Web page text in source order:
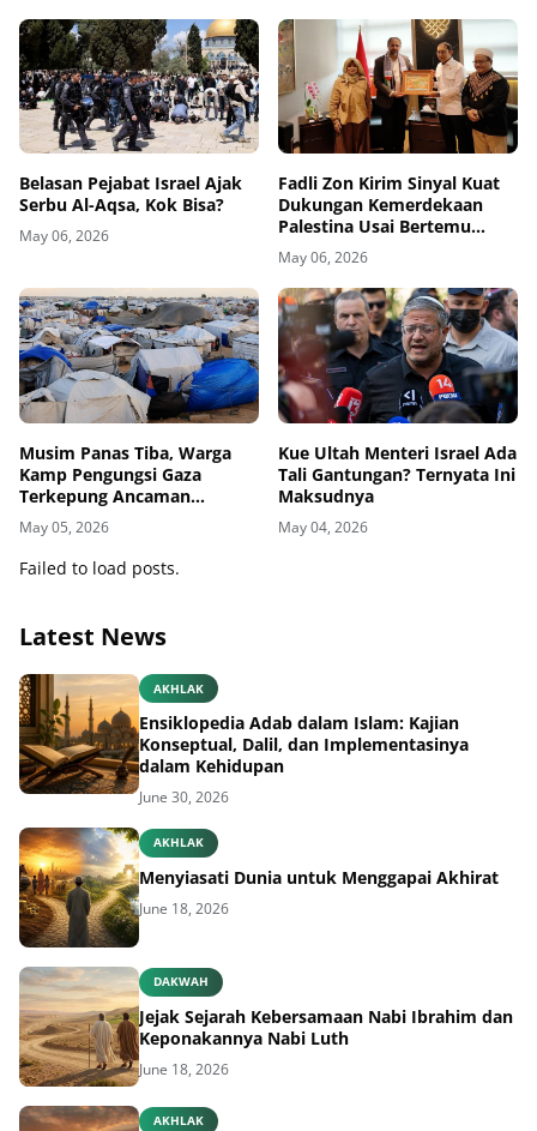
Belasan Pejabat Israel Ajak
Serbu Al-Aqsa, Kok Bisa?
May 06, 2026
Fadli Zon Kirim Sinyal Kuat
Dukungan Kemerdekaan
Palestina Usai Bertemu
Delegasi di Kemenbud
May 06, 2026
Musim Panas Tiba, Warga
Kamp Pengungsi Gaza
Terkepung Ancaman
Penyakit Kulit
May 05, 2026
Kue Ultah Menteri Israel Ada
Tali Gantungan? Ternyata Ini
Maksudnya
May 04, 2026
Failed to load posts.
Latest News
AKHLAK
Ensiklopedia Adab dalam Islam: Kajian
Konseptual, Dalil, dan Implementasinya
dalam Kehidupan
June 30, 2026
AKHLAK
Menyiasati Dunia untuk Menggapai Akhirat
June 18, 2026
DAKWAH
Jejak Sejarah Kebersamaan Nabi Ibrahim dan
Keponakannya Nabi Luth
June 18, 2026
AKHLAK